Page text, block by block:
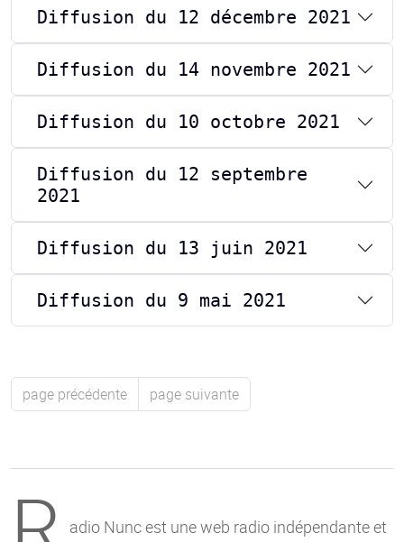
Diffusion du 12 décembre 2021
Diffusion du 14 novembre 2021
Diffusion du 10 octobre 2021
Diffusion du 12 septembre
2021
Diffusion du 13 juin 2021
Diffusion du 9 mai 2021
page précédente page suivante
adio Nunc est une web radio indépendante et